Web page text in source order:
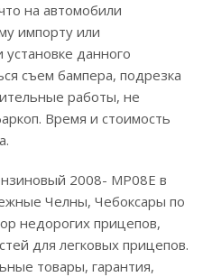
на автомобили
импорту или
данного
съем бампера, подрезка
работы, не
Время и стоимость
2008- МР08E в
Челны, Чебоксары по
недорогих прицепов,
для легковых прицепов.
товары, гарантия,